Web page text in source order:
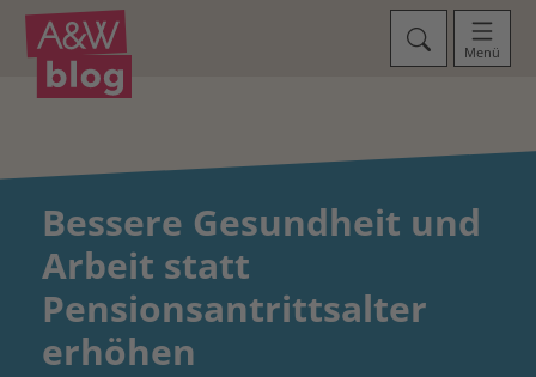
Menü
Bessere Gesundheit und
Arbeit statt
Pensionsantrittsalter
erhöhen